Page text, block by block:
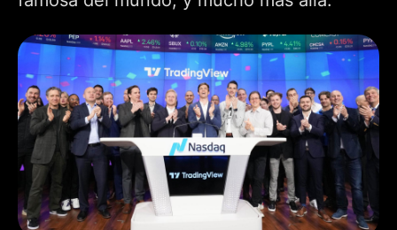
gráfico
Datos financieros
por gráfico
1
Plantillas de
indicadores
personalizados
1
+110 herramientas
de dibujo
inteligentes
Indicadores del perfil
de volumen